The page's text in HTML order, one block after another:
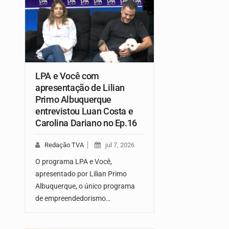
LPA e Você com
apresentação de Lilian
Primo Albuquerque
entrevistou Luan Costa e
Carolina Dariano no Ep.16
Redação TVA jul 7, 2026
O programa LPA e Você,
apresentado por Lilian Primo
Albuquerque, o único programa
de empreendedorismo…